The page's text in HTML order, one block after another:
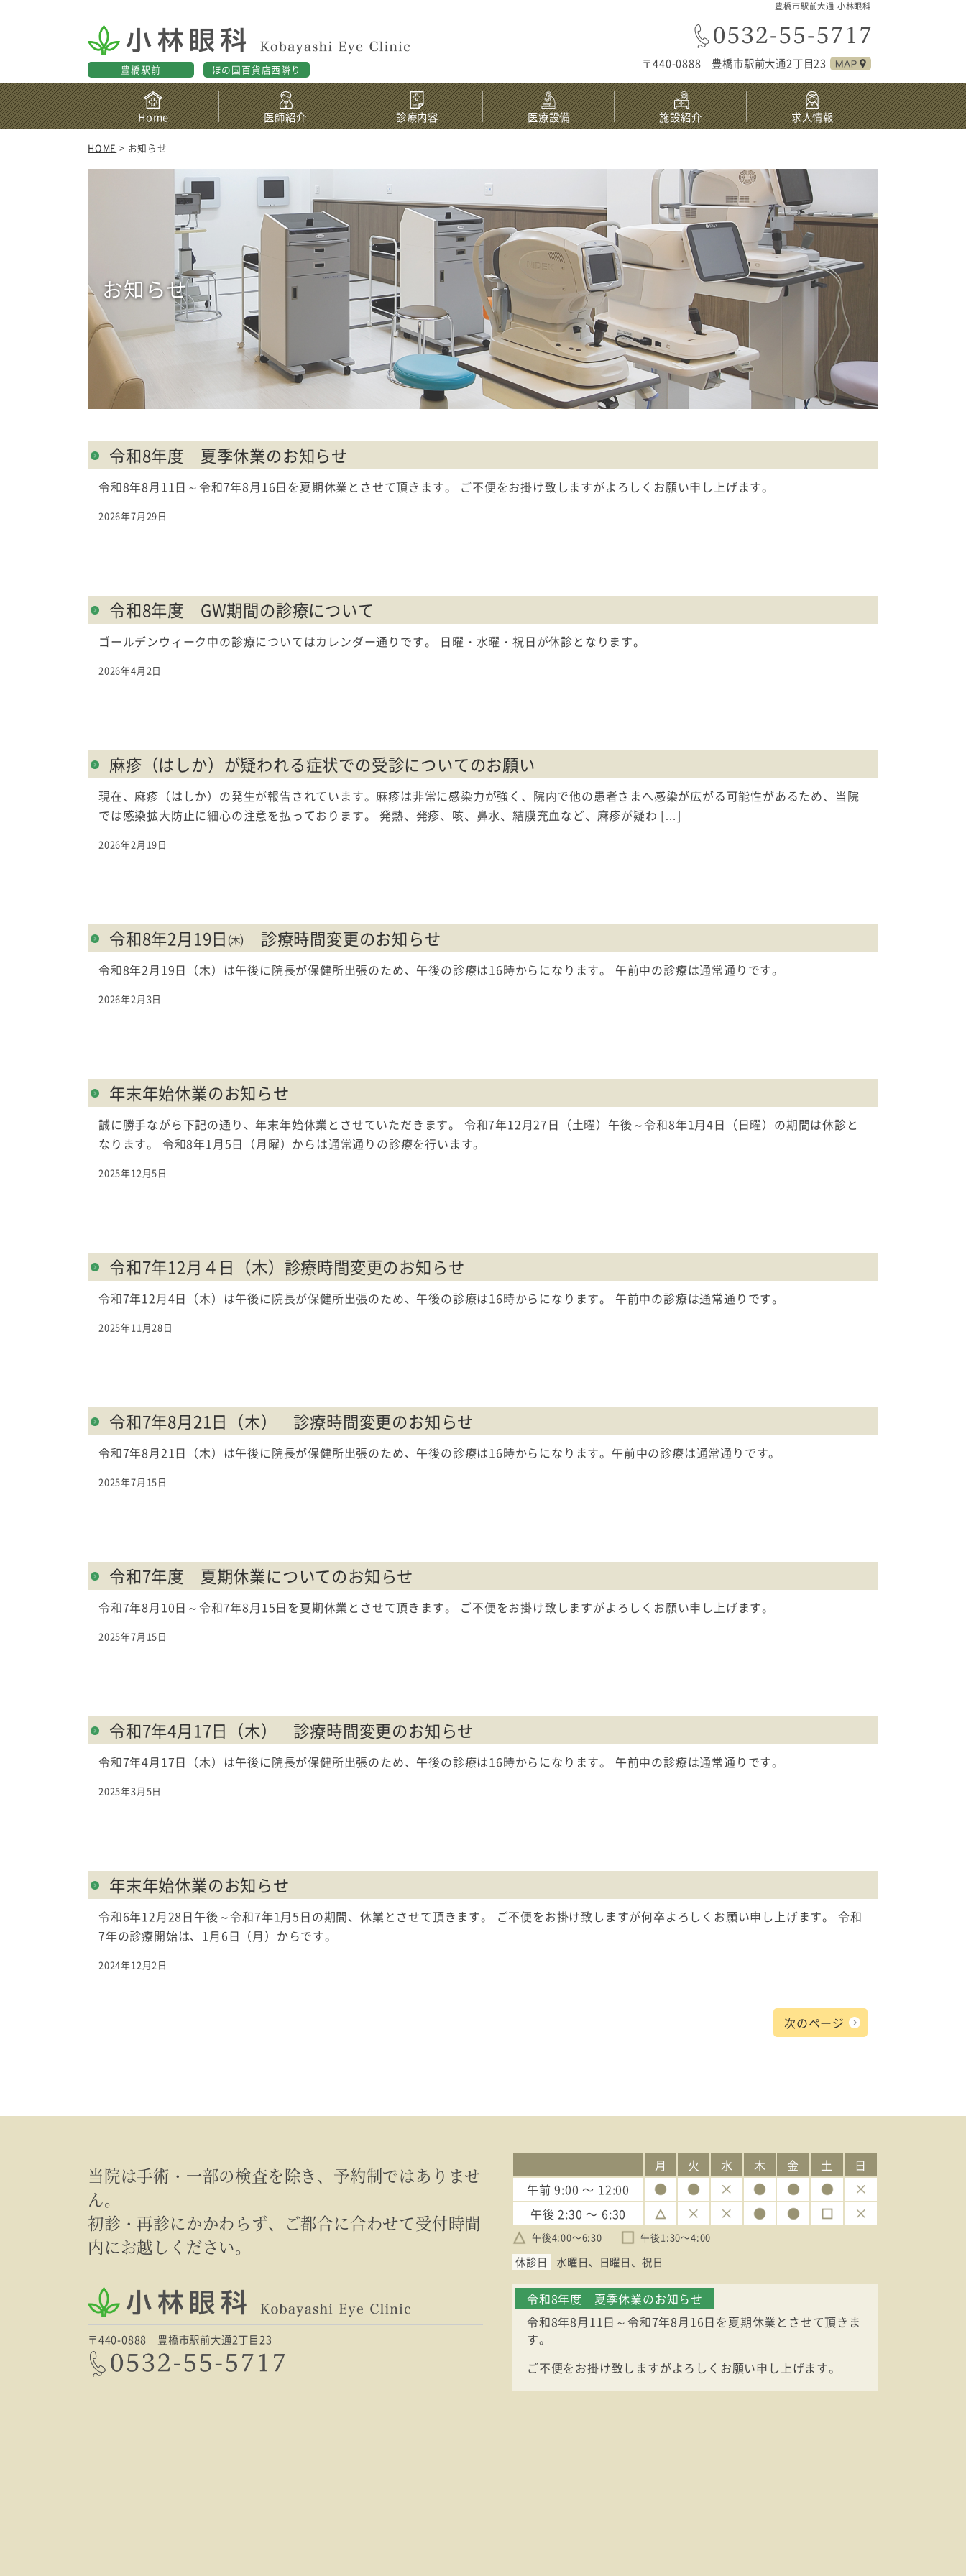
豊橋市駅前大通 小林眼科
豊橋駅前 ほの国百貨店西隣り 〒440-0888 豊橋市駅前大通2丁目23
HOME > お知らせ
お知らせ
令和8年度 夏季休業のお知らせ
令和8年8月11日～令和7年8月16日を夏期休業とさせて頂きます。 ご不便をお掛け致しますがよろしくお願い申し上げます。
2026年7月29日
令和8年度 GW期間の診療について
ゴールデンウィーク中の診療についてはカレンダー通りです。 日曜・水曜・祝日が休診となります。
2026年4月2日
麻疹（はしか）が疑われる症状での受診についてのお願い
現在、麻疹（はしか）の発生が報告されています。麻疹は非常に感染力が強く、院内で他の患者さまへ感染が広がる可能性があるため、当院
では感染拡大防止に細心の注意を払っております。 発熱、発疹、咳、鼻水、結膜充血など、麻疹が疑わ […]
2026年2月19日
令和8年2月19日㈭ 診療時間変更のお知らせ
令和8年2月19日（木）は午後に院長が保健所出張のため、午後の診療は16時からになります。 午前中の診療は通常通りです。
2026年2月3日
年末年始休業のお知らせ
誠に勝手ながら下記の通り、年末年始休業とさせていただきます。 令和7年12月27日（土曜）午後～令和8年1月4日（日曜）の期間は休診と
なります。 令和8年1月5日（月曜）からは通常通りの診療を行います。
2025年12月5日
令和7年12月４日（木）診療時間変更のお知らせ
令和7年12月4日（木）は午後に院長が保健所出張のため、午後の診療は16時からになります。 午前中の診療は通常通りです。
2025年11月28日
令和7年8月21日（木） 診療時間変更のお知らせ
令和7年8月21日（木）は午後に院長が保健所出張のため、午後の診療は16時からになります。午前中の診療は通常通りです。
2025年7月15日
令和7年度 夏期休業についてのお知らせ
令和7年8月10日～令和7年8月15日を夏期休業とさせて頂きます。 ご不便をお掛け致しますがよろしくお願い申し上げます。
2025年7月15日
令和7年4月17日（木） 診療時間変更のお知らせ
令和7年4月17日（木）は午後に院長が保健所出張のため、午後の診療は16時からになります。 午前中の診療は通常通りです。
2025年3月5日
年末年始休業のお知らせ
令和6年12月28日午後～令和7年1月5日の期間、休業とさせて頂きます。 ご不便をお掛け致しますが何卒よろしくお願い申し上げます。 令和
7年の診療開始は、1月6日（月）からです。
2024年12月2日
次のページ
Home 医師紹介 診療内容 医療設備 施設紹介 求人情報
当院は手術・一部の検査を除き、予約制ではありませ
ん。
初診・再診にかかわらず、ご都合に合わせて受付時間
内にお越しください。
〒440-0888 豊橋市駅前大通2丁目23
月 火 水 木 金 土
日
午前 9:00 〜 12:00
午後 2:30 〜 6:30
午後4:00〜6:30 午後1:30〜4:00
休診日 水曜日 日曜日 祝日
令和8年度 夏季休業のお知らせ
令和8年8月11日～令和7年8月16日を夏期休業とさせて頂きま
す。
ご不便をお掛け致しますがよろしくお願い申し上げます。